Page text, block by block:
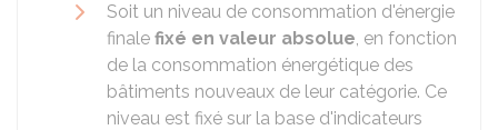
Soit un niveau de consommation d'énergie
finale fixé en valeur absolue, en fonction
de la consommation énergétique des
bâtiments nouveaux de leur catégorie. Ce
niveau est fixé sur la base d'indicateurs